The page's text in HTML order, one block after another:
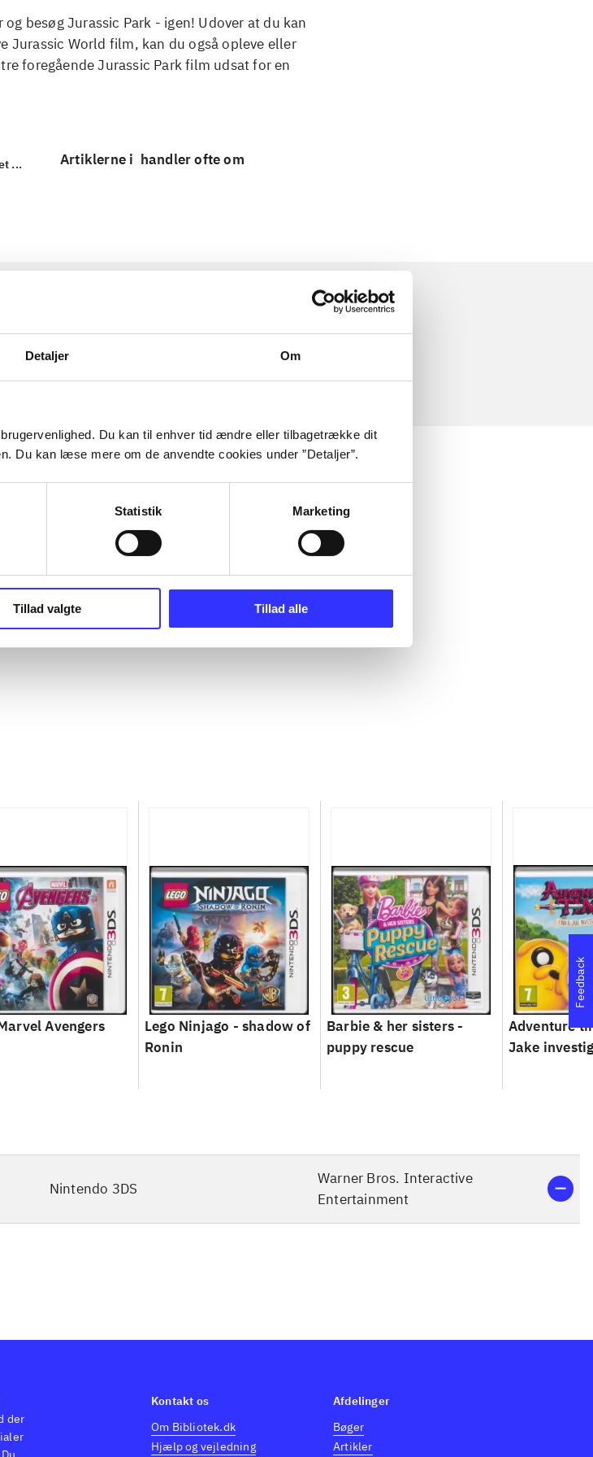
Detaljer Om
Du kan til enhver tid ændre eller tilbagetrække dit
Du kan læse mere om de anvendte cookies under ”Detaljer”.
Statistik Marketing
Tillad valgte Tillad alle
besøg Jurassic Park - igen! Udover at du kan
Jurassic World film, kan du også opleve eller
foregående Jurassic Park film udsat for en
...
Artiklerne i handler ofte om
Avengers
Lego Ninjago - shadow of
Ronin
Barbie & her sisters -
puppy rescue
Adventure
Jake
Nintendo 3DS
Warner Bros. Interactive
Entertainment
Feedback
der
Kontakt os
Om Bibliotek.dk
Hjælp og vejledning
Afdelinger
Bøger
Artikler